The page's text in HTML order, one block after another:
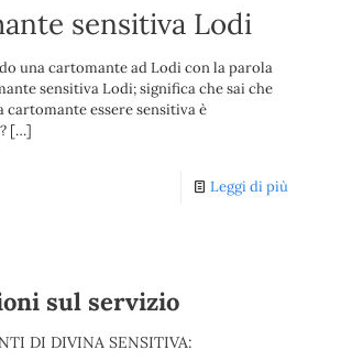
sensitiva Lodi
una cartomante ad Lodi con la parola
sensitiva Lodi; significa che sai che
cartomante essere sensitiva è
[…]
Leggi di più
sul servizio
DI DIVINA SENSITIVA: